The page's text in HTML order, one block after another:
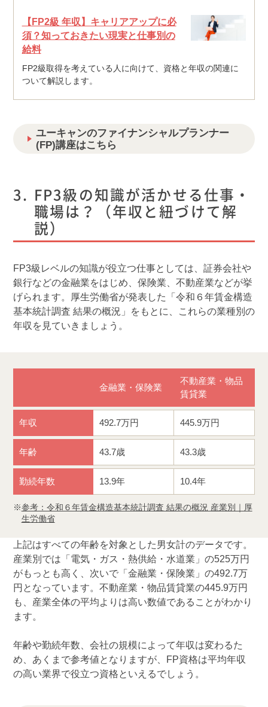
【FP2級 年収】キャリアアップに必
須？知っておきたい現実と仕事別の
給料
FP2級取得を考えている人に向けて、資格と年収の関連に
ついて解説します。
ユーキャンのファイナンシャルプランナー
(FP)講座はこちら
FP3級の知識が活かせる仕事・
職場は？（年収と紐づけて解
説）
FP3級レベルの知識が役立つ仕事としては、証券会社や
銀行などの金融業をはじめ、保険業、不動産業などが挙
げられます。厚生労働省が発表した「令和６年賃金構造
基本統計調査 結果の概況」をもとに、これらの業種別の
年収を見ていきましょう。
金融業・保険業
不動産業・物品
賃貸業
年収 492.7万円 445.9万円
年齢 43.7歳 43.3歳
勤続年数 13.9年 10.4年
参考：令和６年賃金構造基本統計調査 結果の概況 産業別｜厚
生労働省
上記はすべての年齢を対象とした男女計のデータです。
産業別では「電気・ガス・熱供給・水道業」の525万円
がもっとも高く、次いで「金融業・保険業」の492.7万
円となっています。不動産業・物品賃貸業の445.9万円
も、産業全体の平均よりは高い数値であることがわかり
ます。
年齢や勤続年数、会社の規模によって年収は変わるた
め、あくまで参考値となりますが、FP資格は平均年収
の高い業界で役立つ資格といえるでしょう。